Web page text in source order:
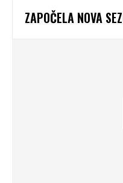
ZAPOČELA NOVA